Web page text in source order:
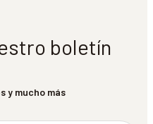
boletín
y mucho más